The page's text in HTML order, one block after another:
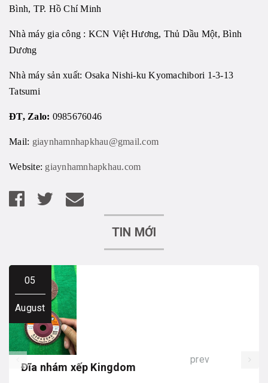
Bình, TP. Hồ Chí Minh
Nhà máy gia công : KCN Việt Hương, Thủ Dầu Một, Bình
Dương
Nhà máy sản xuất: Osaka Nishi-ku Kyomachibori 1-3-13
Tatsumi
ĐT, Zalo: 0985676046
Mail: giaynhamnhapkhau@gmail.com
Website: giaynhamnhapkhau.com
TIN MỚI
05
August
Đĩa nhám xếp Kingdom
prev